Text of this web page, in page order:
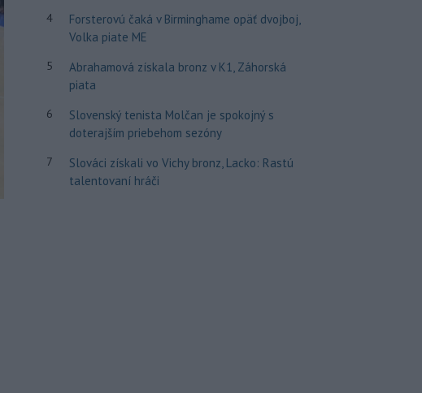
4
Forsterovú čaká v Birminghame opäť dvojboj,
Volka piate ME
5
Abrahamová získala bronz v K1, Záhorská
piata
6
Slovenský tenista Molčan je spokojný s
doterajším priebehom sezóny
7
Slováci získali vo Vichy bronz, Lacko: Rastú
talentovaní hráči